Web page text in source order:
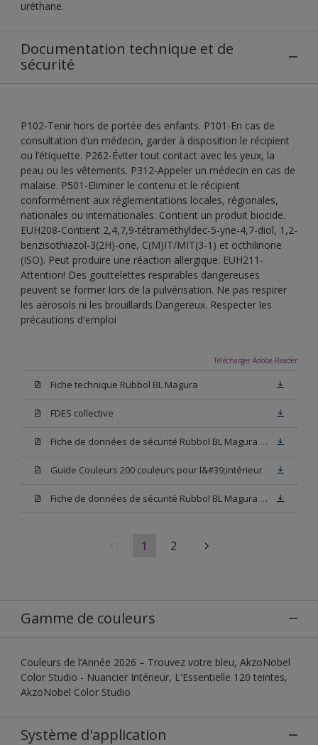
uréthane.
Documentation technique et de
sécurité
P102-Tenir hors de portée des enfants. P101-En cas de
consultation d’un médecin, garder à disposition le récipient
ou l’étiquette. P262-Éviter tout contact avec les yeux, la
peau ou les vêtements. P312-Appeler un médecin en cas de
malaise. P501-Eliminer le contenu et le récipient
conformément aux réglementations locales, régionales,
nationales ou internationales. Contient un produit biocide.
EUH208-Contient 2,4,7,9-tétraméthyldec-5-yne-4,7-diol, 1,2-
benzisothiazol-3(2H)-one, C(M)IT/MIT(3-1) et octhilinone
(ISO). Peut produire une réaction allergique. EUH211-
Attention! Des gouttelettes respirables dangereuses
peuvent se former lors de la pulvérisation. Ne pas respirer
les aérosols ni les brouillards.Dangereux. Respecter les
précautions d'emploi
Télécharger Adobe Reader
Fiche technique Rubbol BL Magura
FDES collective
Fiche de données de sécurité Rubbol BL Magura Blanc
Guide Couleurs 200 couleurs pour l&#39;intérieur
Fiche de données de sécurité Rubbol BL Magura Base N00
1 2
Gamme de couleurs
Couleurs de l’Année 2026 – Trouvez votre bleu, AkzoNobel
Color Studio - Nuancier Intérieur, L'Essentielle 120 teintes,
AkzoNobel Color Studio
Système d'application